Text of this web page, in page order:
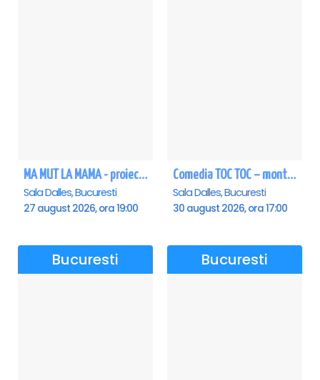
MA MUT LA MAMA - proiectie film Dalles
Sala Dalles, Bucuresti
27 august 2026, ora 19:00
Comedia TOC TOC – montarea originală
Sala Dalles, Bucuresti
30 august 2026, ora 17:00
Bucuresti Bucuresti